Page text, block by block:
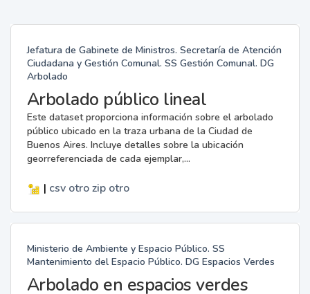
Jefatura de Gabinete de Ministros. Secretaría de Atención
Ciudadana y Gestión Comunal. SS Gestión Comunal. DG
Arbolado
Arbolado público lineal
Este dataset proporciona información sobre el arbolado
público ubicado en la traza urbana de la Ciudad de
Buenos Aires. Incluye detalles sobre la ubicación
georreferenciada de cada ejemplar,...
| csv otro zip otro
Ministerio de Ambiente y Espacio Público. SS
Mantenimiento del Espacio Público. DG Espacios Verdes
Arbolado en espacios verdes